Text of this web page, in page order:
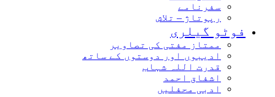
سفرنامے
رپوتاژ – تلاش
فوٹو گیلری
ممتاز مفتی کی تصاویر
ادیبوں اور دوستوں کے ساتھ
قدرت اللہ شہاب
اشفاق احمد
ادبی محفلیں